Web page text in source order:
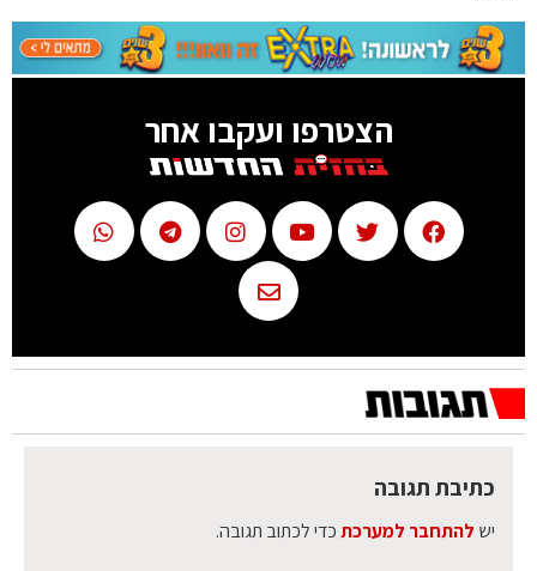
הצטרפו ועקבו אחר
כתיבת תגובה
יש להתחבר למערכתכדי לכתוב תגובה.